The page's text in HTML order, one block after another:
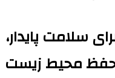
سلامت پایدار،
حفظ محیط زیست